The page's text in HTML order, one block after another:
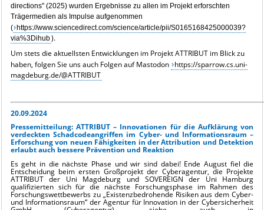
directions" (2025) wurden Ergebnisse zu allen im Projekt erforschten
Trägermedien als Impulse aufgenommen
( https://www.sciencedirect.com/science/article/pii/S0165168425000039?
via%3Dihub).
Um stets die aktuellsten Entwicklungen im Projekt ATTRIBUT im Blick zu
haben, folgen Sie uns auch Folgen auf Mastodon https://sparrow.cs.uni-
magdeburg.de/@ATTRIBUT
20.09.2024
Pressemitteilung: ATTRIBUT – Innovationen für die Aufklärung von
verdeckten Schadcodeangriffen im Cyber- und Informationsraum –
Erforschung von neuen Fähigkeiten in der Attribution und Detektion
erlaubt auch bessere Prävention und Reaktion
Es geht in die nächste Phase und wir sind dabei! Ende August fiel die
Entscheidung beim ersten Großprojekt der Cyberagentur, die Projekte
ATTRIBUT der Uni Magdeburg und SOVEREIGN der Uni Hamburg
qualifizierten sich für die nächste Forschungsphase im Rahmen des
Forschungswettbewerbs zu „Existenzbedrohende Risiken aus dem Cyber-
und Informationsraum“ der Agentur für Innovation in der Cybersicherheit